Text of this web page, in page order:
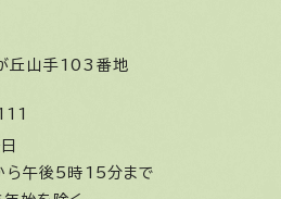
丘山手103番地
日
午後5時15分まで